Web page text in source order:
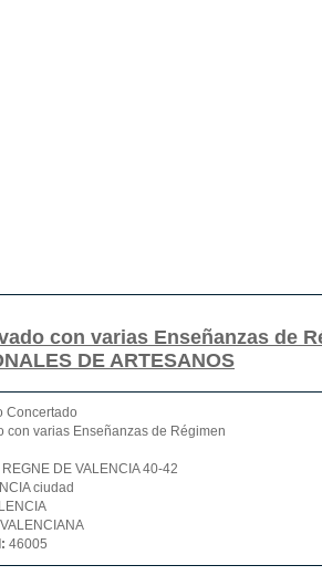
con varias Enseñanzas de
DE ARTESANOS
Concertado
con varias Enseñanzas de Régimen
REGNE DE VALENCIA 40-42
ciudad
46005